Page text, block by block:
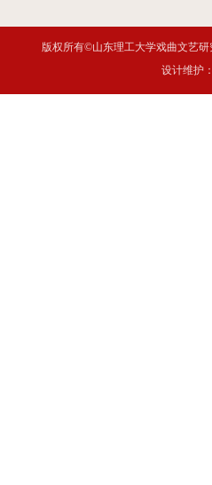
版权所有©山东理工大学戏曲文艺
设计维护